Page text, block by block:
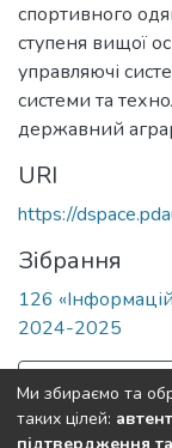
спортивного
ступеня вищої
управляючі
системи та
державний
URI
https://
Зібрання
126
2024-2025
Повна
Ми збираємо та
таких цілей: